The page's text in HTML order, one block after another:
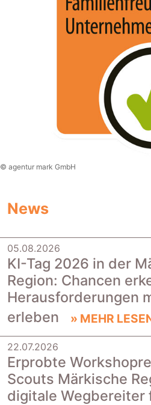
© agentur mark GmbH
News
05.08.2026
KI-Tag 2026 in der
Region: Chancen
Herausforderungen
erleben
» MEHR
22.07.2026
Erprobte
Scouts Märkische
digitale Wegbereiter